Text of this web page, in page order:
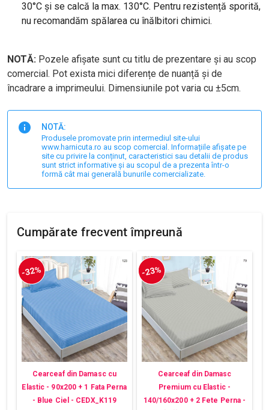
30°C și se calcă la max. 130°C. Pentru rezistență sporită,
nu recomandăm spălarea cu înălbitori chimici.
NOTĂ: Pozele afișate sunt cu titlu de prezentare și au scop
comercial. Pot exista mici diferențe de nuanță și de
încadrare a imprimeului. Dimensiunile pot varia cu ±5cm.
NOTĂ:
Produsele promovate prin intermediul site-ului
www.harnicuta.ro au scop comercial. Informațiile afișate pe
site cu privire la conținut, caracteristici sau detalii de produs
sunt strict informative și au scopul de a prezenta într-o
formă cât mai generală bunurile comercializate.
Cumpărate frecvent împreună
-32%
Cearceaf din Damasc cu
Elastic - 90x200 + 1 Fata Perna
- Blue Ciel - CEDX_K119
-23%
Cearceaf din Damasc
Premium cu Elastic -
140/160x200 + 2 Fete Perna -